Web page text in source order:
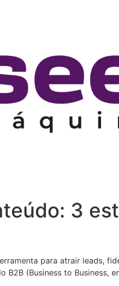
3
para atrair leads,
(Business to Business,